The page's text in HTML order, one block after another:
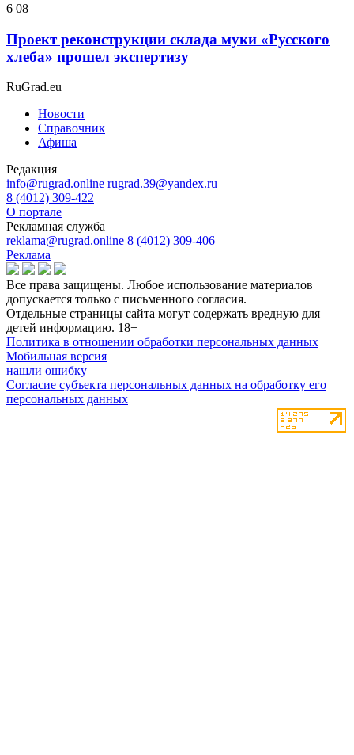
6 08
Проект реконструкции склада муки «Русского
хлеба» прошел экспертизу
RuGrad.eu
Новости
Справочник
Афиша
Редакция
info@rugrad.online rugrad.39@yandex.ru
8 (4012) 309-422
О портале
Рекламная служба
reklama@rugrad.online 8 (4012) 309-406
Реклама
Все права защищены. Любое использование материалов
допускается только с письменного согласия.
Отдельные страницы сайта могут содержать вредную для
детей информацию. 18+
Политика в отношении обработки персональных данных
Мобильная версия
нашли ошибку
Согласие субъекта персональных данных на обработку его
персональных данных